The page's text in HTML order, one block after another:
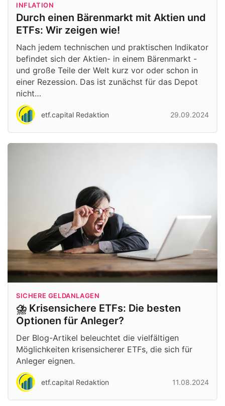
INFLATION
Durch einen Bärenmarkt mit Aktien und
ETFs: Wir zeigen wie!
Nach jedem technischen und praktischen Indikator
befindet sich der Aktien- in einem Bärenmarkt -
und große Teile der Welt kurz vor oder schon in
einer Rezession. Das ist zunächst für das Depot
nicht…
etf.capital Redaktion 29.09.2024
SICHERE GELDANLAGEN
⛈️ Krisensichere ETFs: Die besten
Optionen für Anleger?
Der Blog-Artikel beleuchtet die vielfältigen
Möglichkeiten krisensicherer ETFs, die sich für
Anleger eignen.
etf.capital Redaktion 11.08.2024